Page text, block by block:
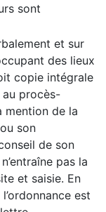
sont
et sur
des lieux
copie intégrale
procès-
mention de la
son
de son
pas la
et saisie. En
est